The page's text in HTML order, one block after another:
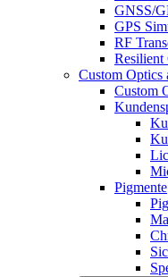
GNSS/
GPS
RF
Custom Optics
Custom
Pigmente